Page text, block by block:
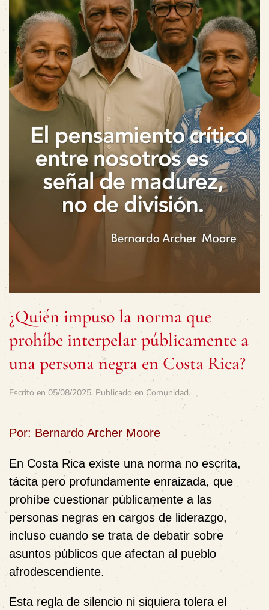
¿Quién impuso la norma que
prohíbe interpelar públicamente a
una persona negra en Costa Rica?
Escrito en 05/08/2025. Publicado en Comunidad.
Por: Bernardo Archer Moore
En Costa Rica existe una norma no escrita,
tácita pero profundamente enraizada, que
prohíbe cuestionar públicamente a las
personas negras en cargos de liderazgo,
incluso cuando se trata de debatir sobre
asuntos públicos que afectan al pueblo
afrodescendiente.
Esta regla de silencio ni siquiera tolera el